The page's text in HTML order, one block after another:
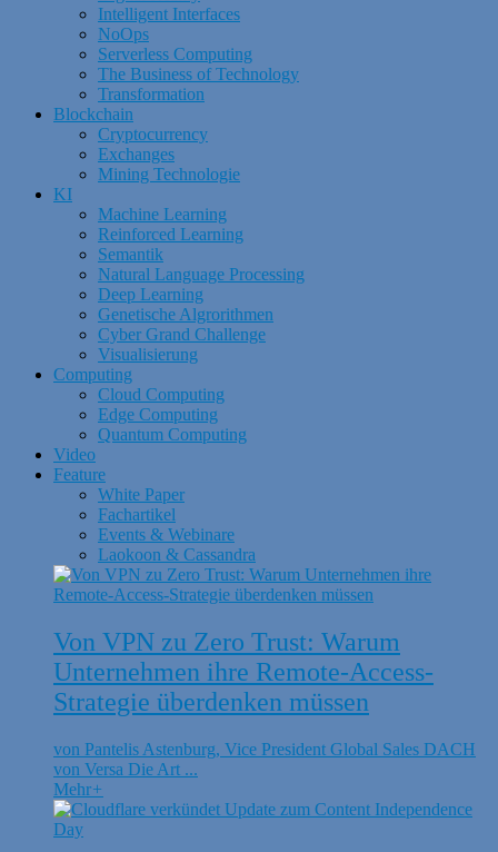
Intelligent Interfaces
NoOps
Serverless Computing
The Business of Technology
Transformation
Blockchain
Cryptocurrency
Exchanges
Mining Technologie
KI
Machine Learning
Reinforced Learning
Semantik
Natural Language Processing
Deep Learning
Genetische Algrorithmen
Cyber Grand Challenge
Visualisierung
Computing
Cloud Computing
Edge Computing
Quantum Computing
Video
Feature
White Paper
Fachartikel
Events & Webinare
Laokoon & Cassandra
Von VPN zu Zero Trust: Warum
Unternehmen ihre Remote-Access-
Strategie überdenken müssen
von Pantelis Astenburg, Vice President Global Sales DACH
von Versa Die Art ...
Mehr+